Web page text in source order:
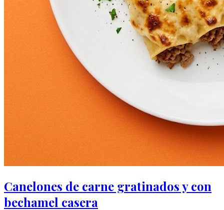
Canelones de carne gratinados y con
bechamel casera